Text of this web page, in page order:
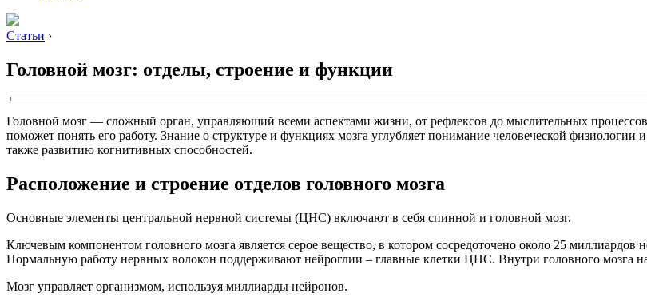
Статьи ›
Головной мозг: отделы, строение и функции
Головной мозг — сложный орган, управляющий всеми аспектами жизни, от рефлексов до мыслительных
поможет понять его работу. Знание о структуре и функциях мозга углубляет понимание человеческой физиологии
также развитию когнитивных способностей.
Расположение и строение отделов головного мозга
Основные элементы центральной нервной системы (ЦНС) включают в себя спинной и головной мозг.
Ключевым компонентом головного мозга является серое вещество, в котором сосредоточено около 25
Нормальную работу нервных волокон поддерживают нейроглии – главные клетки ЦНС. Внутри головного мозга
Мозг управляет организмом, используя миллиарды нейронов.